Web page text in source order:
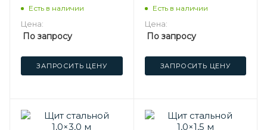
Есть в наличии
Цена:
По запросу
ЗАПРОСИТЬ ЦЕНУ
Есть в наличии
Цена:
По запросу
ЗАПРОСИТЬ ЦЕНУ